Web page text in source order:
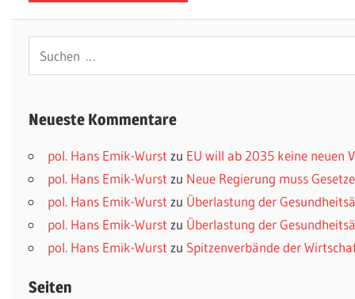
Suchen
nach:
Neueste Kommentare
pol. Hans Emik-Wurst zu EU will ab 2035 keine neuen
pol. Hans Emik-Wurst zu Neue Regierung muss
pol. Hans Emik-Wurst zu Überlastung der
pol. Hans Emik-Wurst zu Überlastung der
pol. Hans Emik-Wurst zu Spitzenverbände der
Seiten